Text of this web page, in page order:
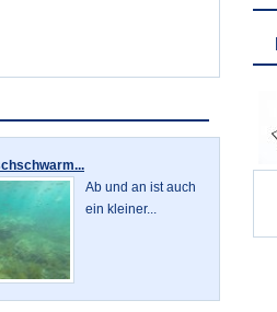
Ab und an ist auch
ein kleiner...